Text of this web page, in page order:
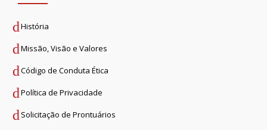
História
Missão, Visão e Valores
Código de Conduta Ética
Política de Privacidade
Solicitação de Prontuários